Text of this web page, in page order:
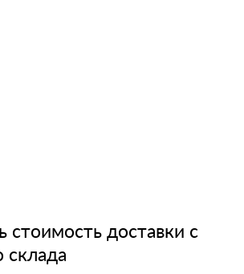
стоимость доставки с